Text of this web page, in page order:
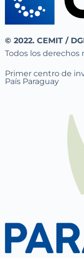
© 2022. CEMIT /
Todos los derechos
Primer centro de
País Paraguay